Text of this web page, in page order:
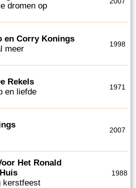
dromen op
en Corry Konings
meer
1998
Rekels
en liefde
1971
2007
Het Ronald
kerstfeest
1988